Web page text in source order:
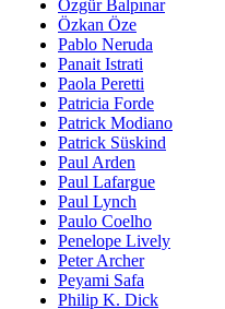
Özgür Balpınar
Özkan Öze
Pablo Neruda
Panait Istrati
Paola Peretti
Patricia Forde
Patrick Modiano
Patrick Süskind
Paul Arden
Paul Lafargue
Paul Lynch
Paulo Coelho
Penelope Lively
Peter Archer
Peyami Safa
Philip K. Dick